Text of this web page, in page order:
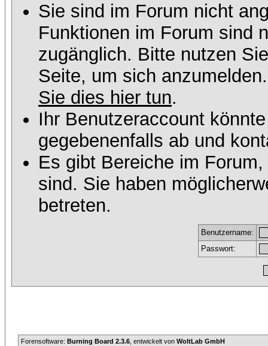
Sie sind im Forum nicht
Funktionen im Forum sind
zugänglich. Bitte nutzen
Seite, um sich
Sie dies hier tun.
Ihr Benutzeraccount
gegebenenfalls ab und
Es gibt Bereiche im
sind. Sie haben
betreten.
Benutzername:
Passwort:
Forensoftware: Burning Board 2.3.6 , entwickelt von WoltLab GmbH